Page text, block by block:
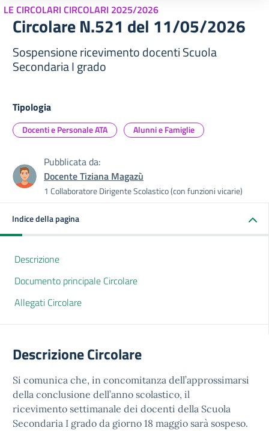
LE CIRCOLARI CIRCOLARI 2025/2026
Circolare N.521 del 11/05/2026
Sospensione ricevimento docenti Scuola
Secondaria I grado
Tipologia
Docenti e Personale ATA Alunni e Famiglie
Pubblicata da:
Docente Tiziana Magazù
1 Collaboratore Dirigente Scolastico (con funzioni vicarie)
Indice della pagina
Descrizione
Documento principale Circolare
Allegati Circolare
Descrizione Circolare
Si comunica che, in concomitanza dell’approssimarsi
della conclusione dell’anno scolastico, il
ricevimento settimanale dei docenti della Scuola
Secondaria I grado da giorno 18 maggio sarà sospeso.